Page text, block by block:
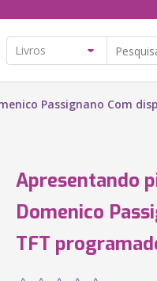
Passignano Com
Apresentando
Domenico
TFT